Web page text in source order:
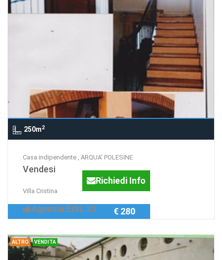
250m2
Casa indipendente , ARQUA' POLESINE
Vendesi
Villa Cristina
Richiedi Info
Agenzia:EDIL 33 € 280
ALTRO VENDITA